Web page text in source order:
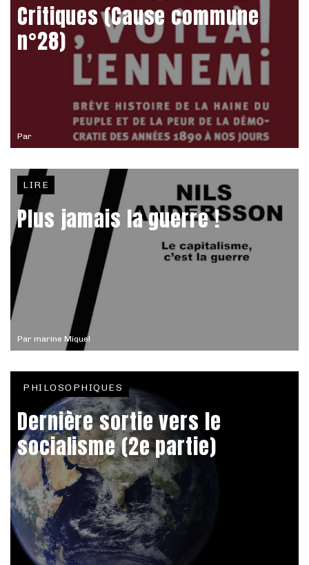
Par
Critiques (Cause commune
n°28)
Par marine Miquel
LIRE
Plus jamais la guerre !
PHILOSOPHIQUES
Dernière sortie vers le
socialisme (2e partie)